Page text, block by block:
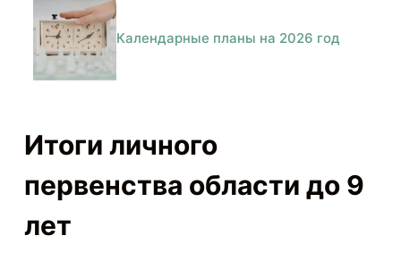
и
Календарные планы на 2026 год
Итоги личного
первенства области до 9
лет